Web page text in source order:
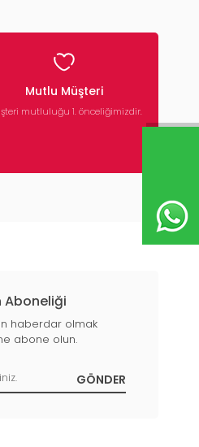
Mutlu Müşteri
mutluluğu 1. önceliğimizdir.
Aboneliği
haberdar olmak
abone olun.